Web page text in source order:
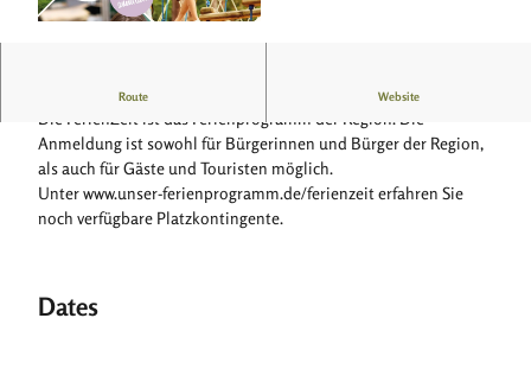
Route Website
FerienZeit in Höxter
Die FerienZeit ist das Ferienprogramm der Region. Die
Anmeldung ist sowohl für Bürgerinnen und Bürger der Region,
als auch für Gäste und Touristen möglich.
Unter www.unser-ferienprogramm.de/ferienzeit erfahren Sie
noch verfügbare Platzkontingente.
Dates